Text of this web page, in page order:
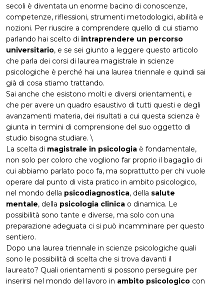
secoli è diventata un enorme bacino di conoscenze,
competenze, riflessioni, strumenti metodologici, abilità e
nozioni. Per riuscire a comprendere quello di cui stiamo
parlando hai scelto di intraprendere un percorso
universitario, e se sei giunto a leggere questo articolo
che parla dei corsi di laurea magistrale in scienze
psicologiche è perché hai una laurea triennale e quindi sai
già di cosa stiamo trattando.
Sai anche che esistono molti e diversi orientamenti, e
che per avere un quadro esaustivo di tutti questi e degli
avanzamenti materia, dei risultati a cui questa scienza è
giunta in termini di comprensione del suo oggetto di
studio bisogna studiare. \
La scelta di magistrale in psicologia è fondamentale,
non solo per coloro che vogliono far proprio il bagaglio di
cui abbiamo parlato poco fa, ma soprattutto per chi vuole
operare dal punto di vista pratico in ambito psicologico,
nel mondo della psicodiagnostica, della salute
mentale, della psicologia clinica o dinamica. Le
possibilità sono tante e diverse, ma solo con una
preparazione adeguata ci si può incamminare per questo
sentiero.
Dopo una laurea triennale in scienze psicologiche quali
sono le possibilità di scelta che si trova davanti il
laureato? Quali orientamenti si possono perseguire per
inserirsi nel mondo del lavoro in ambito psicologico con